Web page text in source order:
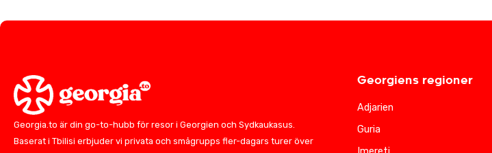
Georgia.to är din go-to-hubb för resor i Georgien och Sydkaukasus.
Baserat i Tbilisi erbjuder vi privata och smågrupps fler-dagars turer över
Georgiens regioner
Adjarien
Guria